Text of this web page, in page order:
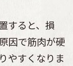
すると、損
因で筋肉が硬
やすくなりま